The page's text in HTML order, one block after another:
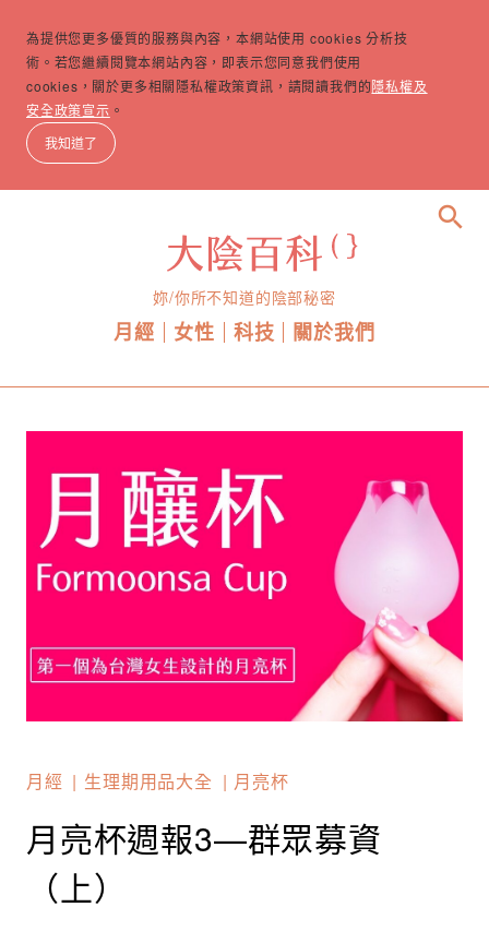
為提供您更多優質的服務與內容，本網站使用 cookies 分析技
術。若您繼續閱覽本網站內容，即表示您同意我們使用
cookies，關於更多相關隱私權政策資訊，請閱讀我們的隱私權及
安全政策宣示 。
我知道了
妳/你所不知道的陰部秘密
月經 女性 科技 關於我們
search
月經 生理期用品大全 月亮杯
月亮杯週報3—群眾募資
（上）